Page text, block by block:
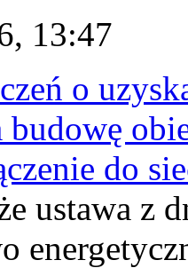
13:47
o
do
ustawa z